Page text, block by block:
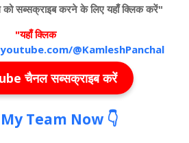
सब्सक्राइब करने के लिए यहाँ क्लिक करें"
"यहाँ क्लिक
@KamleshPanchal
चैनल सब्सक्राइब करें
Team Now👇